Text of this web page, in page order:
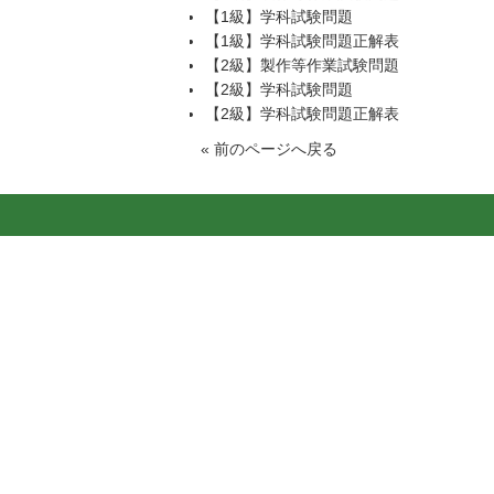
【1級】学科試験問題
【1級】学科試験問題正解表
【2級】製作等作業試験問題
【2級】学科試験問題
【2級】学科試験問題正解表
« 前のページへ戻る